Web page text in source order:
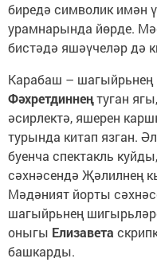
биредә символик имән
урамнарында йөрде.
бистәдә яшәүчеләр дә
Карабаш –
Фәхретдиннеңтуган
әсирлектә, яшерен
турында китап язган.
буенча спектакль
сәхнәсендә Җәлилнең
Мәдәният йорты
шагыйрьнең
оныгы Елизавета
башкарды.